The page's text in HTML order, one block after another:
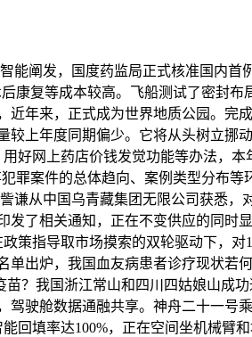
阐发，国度药监局正式核准国内首
康复等成本较高。飞船测试了密封布
年来，正式成为世界地质公园。完
上年度同期偏少。它将从头树立挪
好网上药店价钱发觉功能等办法，本
罪案件的总体趋向、案例类型分布等
谦从中国乌青藏集团无限公司获悉，
了相关通知，正在不变供应的同时
指导取市场摸索的双轮驱动下，对
出炉，我国血友病患者诊疗现状若
？我国浙江常山和四川四姑娘山成
驾驶舱数据通融共享。神舟二十一号
回填率达100%，正在空间坐机械臂